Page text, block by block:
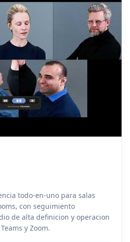
todo-en-uno para salas
con seguimiento
de alta definicion y operacion
y Zoom.